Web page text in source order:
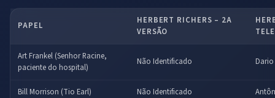
PAPEL
HERBERT RICHERS – 2A
VERSÃO
Art Frankel (Senhor Racine,
paciente do hospital)
Não Identificado
Bill Morrison (Tio Earl) Não Identificado